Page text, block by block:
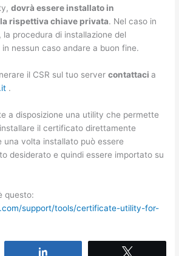
dovrà essere installato in
rispettiva chiave privata. Nel caso in
procedura di installazione del
nessun caso andare a buon fine.
il CSR sul tuo servercontattacia
.
a disposizione una utility che permette
il certificato direttamente
una volta installato può essere
desiderato e quindi essere importato su
questo:
support/tools/certificate-utility-for-